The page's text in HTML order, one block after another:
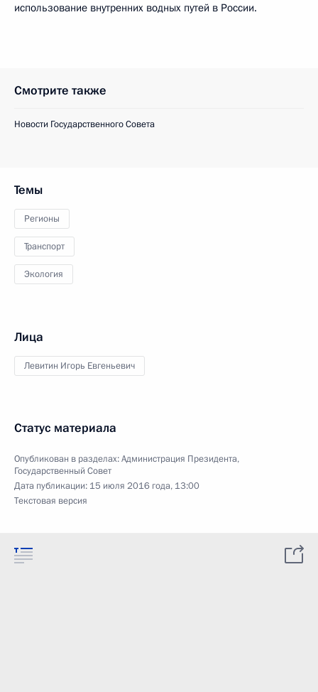
использование внутренних водных путей в России.
Смотрите также
Новости Государственного Совета
Темы
Регионы
Транспорт
Экология
Лица
Левитин Игорь Евгеньевич
Статус материала
Опубликован в разделах:Администрация Президента,
Государственный Совет
Дата публикации: 15 июля 2016 года, 13:00
Текстовая версия